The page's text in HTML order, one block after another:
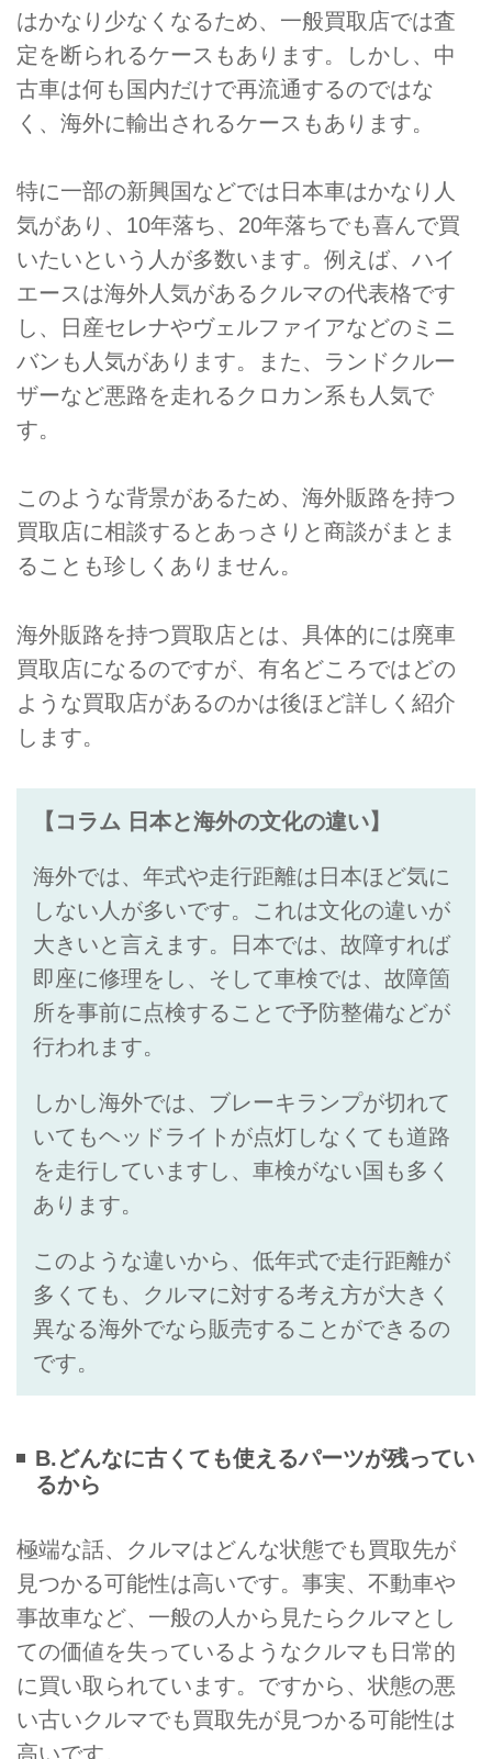
はかなり少なくなるため、一般買取店では査
定を断られるケースもあります。しかし、中
古車は何も国内だけで再流通するのではな
く、海外に輸出されるケースもあります。
特に一部の新興国などでは日本車はかなり人
気があり、10年落ち、20年落ちでも喜んで買
いたいという人が多数います。例えば、ハイ
エースは海外人気があるクルマの代表格です
し、日産セレナやヴェルファイアなどのミニ
バンも人気があります。また、ランドクルー
ザーなど悪路を走れるクロカン系も人気で
す。
このような背景があるため、海外販路を持つ
買取店に相談するとあっさりと商談がまとま
ることも珍しくありません。
海外販路を持つ買取店とは、具体的には廃車
買取店になるのですが、有名どころではどの
ような買取店があるのかは後ほど詳しく紹介
します。
【コラム 日本と海外の文化の違い】
海外では、年式や走行距離は日本ほど気に
しない人が多いです。これは文化の違いが
大きいと言えます。日本では、故障すれば
即座に修理をし、そして車検では、故障箇
所を事前に点検することで予防整備などが
行われます。
しかし海外では、ブレーキランプが切れて
いてもヘッドライトが点灯しなくても道路
を走行していますし、車検がない国も多く
あります。
このような違いから、低年式で走行距離が
多くても、クルマに対する考え方が大きく
異なる海外でなら販売することができるの
です。
B.どんなに古くても使えるパーツが残ってい
るから
極端な話、クルマはどんな状態でも買取先が
見つかる可能性は高いです。事実、不動車や
事故車など、一般の人から見たらクルマとし
ての価値を失っているようなクルマも日常的
に買い取られています。ですから、状態の悪
い古いクルマでも買取先が見つかる可能性は
高いです。